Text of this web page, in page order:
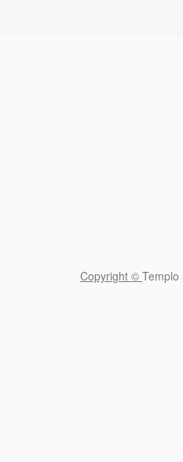
Copyright © Templo